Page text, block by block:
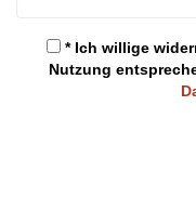
* Ich willige
Nutzung